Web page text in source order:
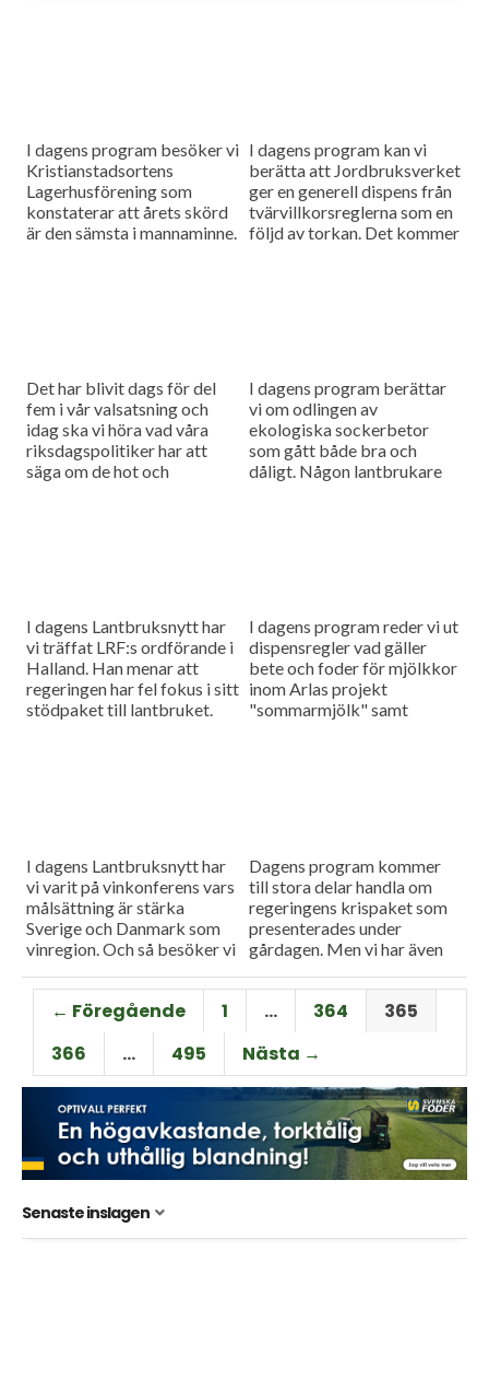
I dagens program besöker vi
Kristianstadsortens
Lagerhusförening som
konstaterar att årets skörd
är den sämsta i mannaminne.
I dagens program kan vi
berätta att Jordbruksverket
ger en generell dispens från
tvärvillkorsreglerna som en
följd av torkan. Det kommer
Det har blivit dags för del
fem i vår valsatsning och
idag ska vi höra vad våra
riksdagspolitiker har att
säga om de hot och
I dagens program berättar
vi om odlingen av
ekologiska sockerbetor
som gått både bra och
dåligt. Någon lantbrukare
I dagens Lantbruksnytt har
vi träffat LRF:s ordförande i
Halland. Han menar att
regeringen har fel fokus i sitt
stödpaket till lantbruket.
I dagens program reder vi ut
dispensregler vad gäller
bete och foder för mjölkkor
inom Arlas projekt
"sommarmjölk" samt
I dagens Lantbruksnytt har
vi varit på vinkonferens vars
målsättning är stärka
Sverige och Danmark som
vinregion. Och så besöker vi
maskintillverkare med en
något annorlunda filosofi.
Dagens program kommer
till stora delar handla om
regeringens krispaket som
presenterades under
gårdagen. Men vi har även
att lagra spannmål vid rätt
temperatur.
← Föregående 1 … 364
365
366
… 495 Nästa →
Senaste inslagen